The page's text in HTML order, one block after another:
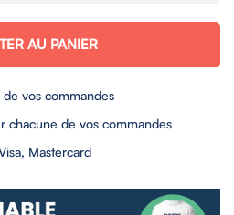
AU PANIER
de vos commandes
chacune de vos commandes
Mastercard